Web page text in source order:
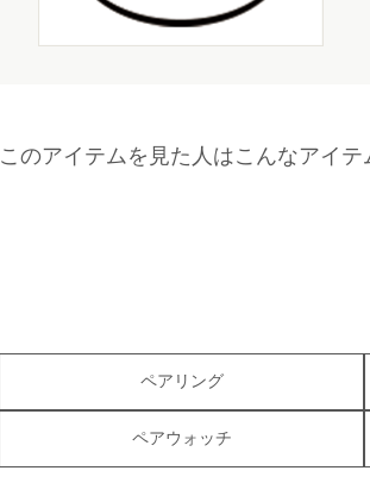
このアイテムを見た人はこんなアイ
ペアリング
ペアウォッチ